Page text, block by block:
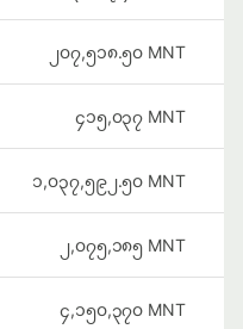
၂၀၇,၅၁၈.၅၀ MNT
၄၁၅,၀၃၇ MNT
၁,၀၃၇,၅၉၂.၅၀ MNT
၂,၀၇၅,၁၈၅ MNT
၄,၁၅၀,၃၇၀ MNT